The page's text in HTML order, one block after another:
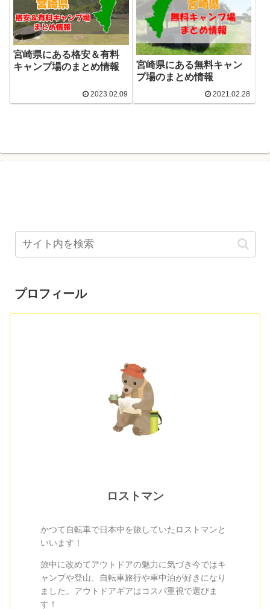
宮崎県にある格安＆有料
キャンプ場のまとめ情報
2023.02.09
宮崎県にある無料キャン
プ場のまとめ情報
2021.02.28
プロフィール
ロストマン
かつて自転車で日本中を旅していたロストマンと
いいます！
旅中に改めてアウトドアの魅力に気づき今ではキ
ャンプや登山、自転車旅行や車中泊が好きになり
ました。アウトドアギアはコスパ重視で選びま
す！